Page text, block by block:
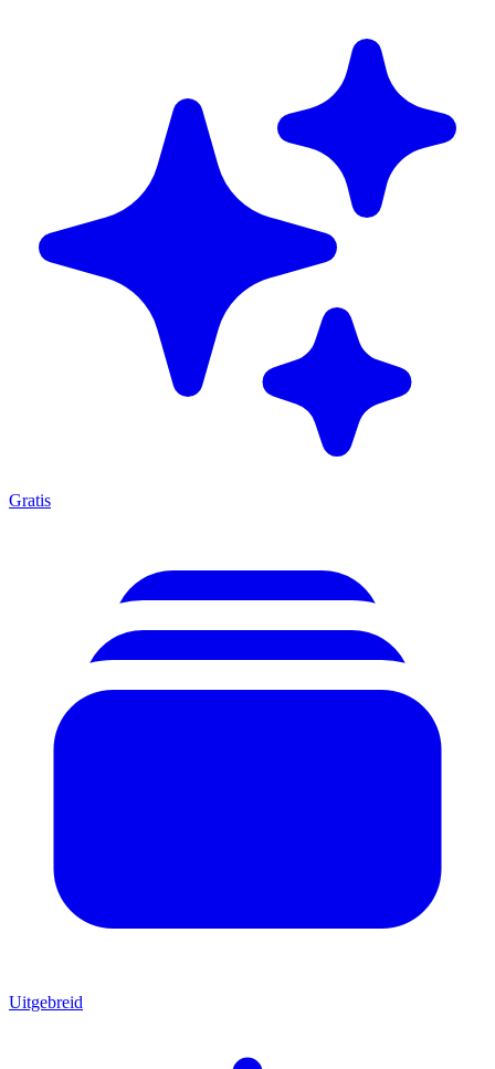
Gratis
Uitgebreid